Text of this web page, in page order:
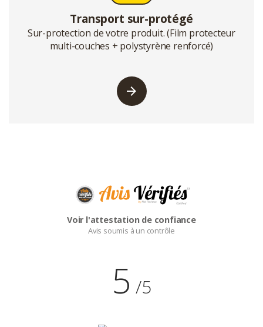
Transport sur-protégé
Sur-protection de votre produit. (Film protecteur
multi-couches + polystyrène renforcé)
Voir l'attestation de confiance
Avis soumis à un contrôle
5 /5